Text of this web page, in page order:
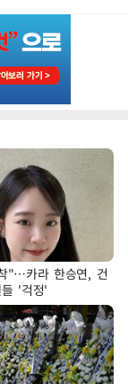
"…카라 한승연, 건
'걱정'